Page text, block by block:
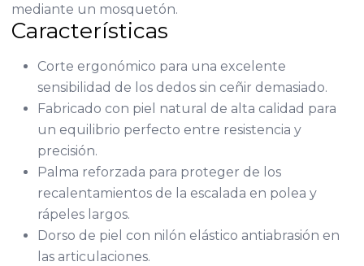
mediante un mosquetón.
Características
Corte ergonómico para una excelente
sensibilidad de los dedos sin ceñir demasiado.
Fabricado con piel natural de alta calidad para
un equilibrio perfecto entre resistencia y
precisión.
Palma reforzada para proteger de los
recalentamientos de la escalada en polea y
rápeles largos.
Dorso de piel con nilón elástico antiabrasión en
las articulaciones.